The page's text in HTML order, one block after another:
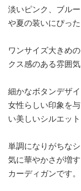
淡いピンク、ブル
や夏の装いにぴっ
ワンサイズ大きめ
クス感のある雰囲気
細かなボタンデザ
女性らしい印象を
い美しいシルエッ
単調になりがちな
気に華やかさが増
カーディガンです。